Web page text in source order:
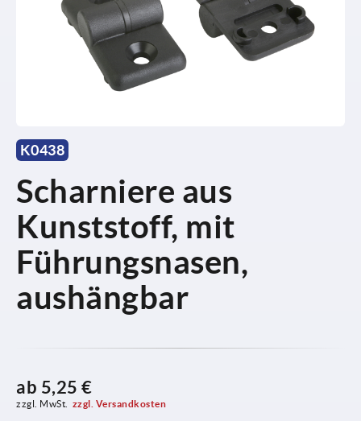
K0438
Scharniere aus
Kunststoff, mit
Führungsnasen,
aushängbar
ab 5,25 €
zzgl. MwSt. zzgl. Versandkosten